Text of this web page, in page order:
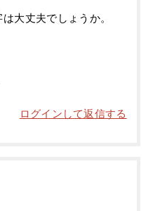
大丈夫でしょうか。
ログインして返信する